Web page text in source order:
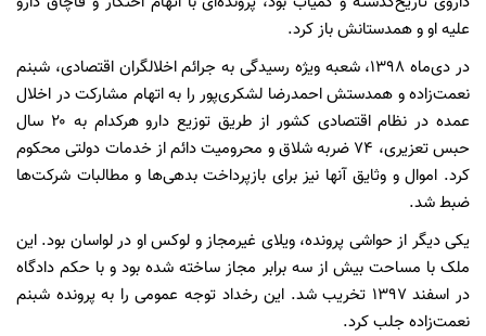
علیه او و همدستانش باز کرد.
در دی‌ماه ۱۳۹۸، شعبه ویژه رسیدگی به جرائم اخلالگران اقتصادی، شبنم
نعمت‌زاده و همدستش احمدرضا لشکری‌پور را به اتهام مشارکت در اخلال
عمده در نظام اقتصادی کشور از طریق توزیع دارو هرکدام به ۲۰ سال
حبس تعزیری، ۷۴ ضربه شلاق و محرومیت دائم از خدمات دولتی محکوم
کرد. اموال و وثایق آنها نیز برای بازپرداخت بدهی‌ها و مطالبات شرکت‌ها
ضبط شد.
یکی دیگر از حواشی پرونده، ویلای غیرمجاز و لوکس او در لواسان بود. این
ملک با مساحت بیش از سه برابر مجاز ساخته شده بود و با حکم دادگاه
در اسفند ۱۳۹۷ تخریب شد. این رخداد توجه عمومی را به پرونده شبنم
نعمت‌زاده جلب کرد.